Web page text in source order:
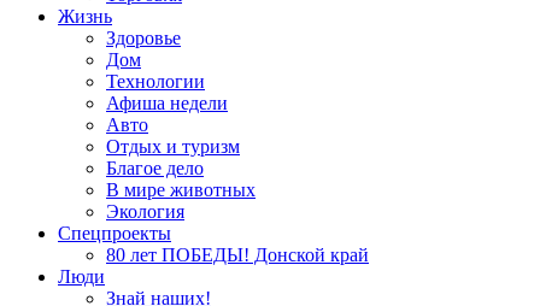
Жизнь
Здоровье
Дом
Технологии
Афиша недели
Авто
Отдых и туризм
Благое дело
В мире животных
Экология
Спецпроекты
80 лет ПОБЕДЫ! Донской край
Люди
Знай наших!